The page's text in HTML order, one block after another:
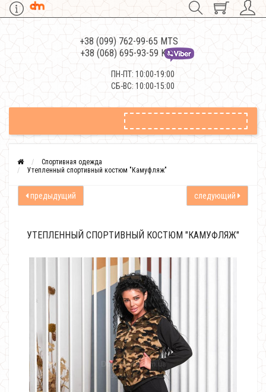
+38 (099) 762-99-65 MTS
+38 (068) 695-93-59 Kievstar
ПН-ПТ: 10:00-19:00
СБ-ВС: 10:00-15:00
Спортивная одежда
Утепленный спортивный костюм "Камуфляж"
предыдущий следующий
УТЕПЛЕННЫЙ СПОРТИВНЫЙ КОСТЮМ "КАМУФЛЯЖ"